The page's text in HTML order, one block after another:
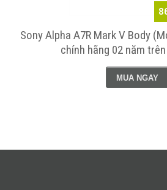
Sony Alpha A7R Mark V Body
chính hãng 02 năm
MUA NGAY